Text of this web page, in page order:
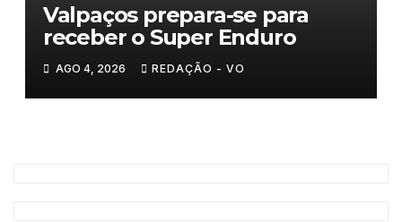
Valpaços prepara-se para
receber o Super Enduro
AGO 4, 2026 REDAÇÃO - VO